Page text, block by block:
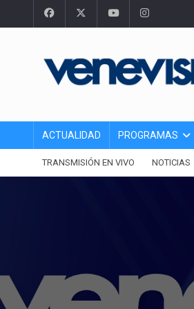
ACTUALIDAD PROGRAMAS
TRANSMISIÓN EN VIVO NOTICIAS